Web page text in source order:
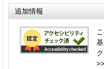
追加情報
>>